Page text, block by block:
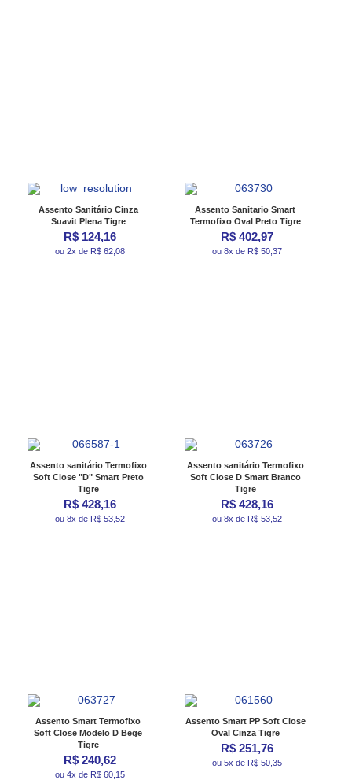
Assento Sanitário Cinza
Suavit Plena Tigre
R$ 124,16
ou 2x de R$ 62,08
Assento Sanitario Smart
Termofixo Oval Preto Tigre
R$ 402,97
ou 8x de R$ 50,37
Assento sanitário Termofixo
Soft Close "D" Smart Preto
Tigre
R$ 428,16
ou 8x de R$ 53,52
Assento sanitário Termofixo
Soft Close D Smart Branco
Tigre
R$ 428,16
ou 8x de R$ 53,52
Assento Smart Termofixo
Soft Close Modelo D Bege
Tigre
R$ 240,62
ou 4x de R$ 60,15
Assento Smart PP Soft Close
Oval Cinza Tigre
R$ 251,76
ou 5x de R$ 50,35